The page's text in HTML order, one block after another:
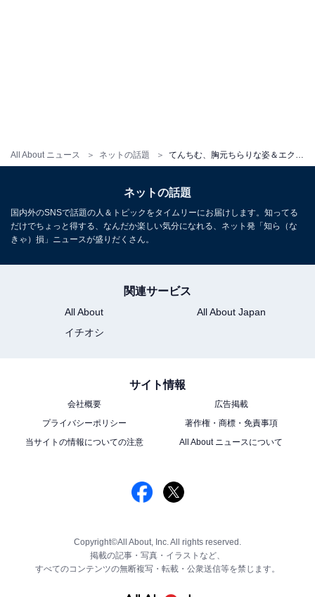
All About ニュース ネットの話題
ネットの話題
国内外のSNSで話題の人＆トピックをタイムリーにお届けします。知ってる
だけでちょっと得する、なんだか楽しい気分になれる、ネット発「知ら（な
きゃ）損」ニュースが盛りだくさん。
関連サービス
All About
All About Japan
イチオシ
サイト情報
会社概要
広告掲載
プライバシーポリシー
著作権・商標・免責事項
当サイトの情報についての注意
All About ニュースについて
Copyright©All About, Inc. All rights reserved.
掲載の記事・写真・イラストなど、
すべてのコンテンツの無断複写・転載・公衆送信等を禁じます。